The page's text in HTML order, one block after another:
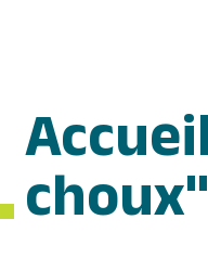
choux"